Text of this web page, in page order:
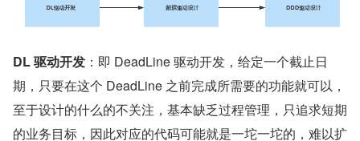
DL 驱动开发 ：即 DeadLine 驱动开发，给定一个截止日
期，只要在这个 DeadLine 之前完成所需要的功能就可以，
至于设计的什么的不关注，基本缺乏过程管理，只追求短期
的业务目标，因此对应的代码可能就是一坨一坨的，难以扩